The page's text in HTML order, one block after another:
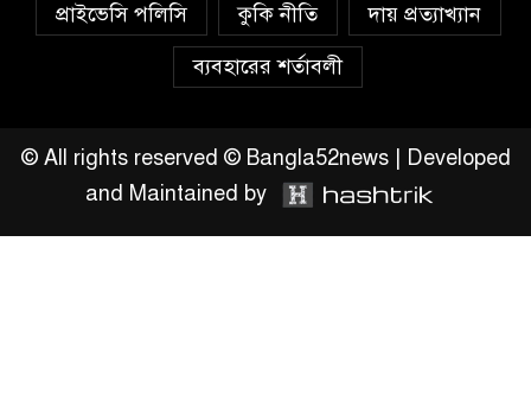
লুটপাট ও পাচারমুখী বাজেট
সংশোধনের দাবিতে ফরিদগঞ্জে
উঠান বৈঠক
প্রাইভেসি পলিসি
কুকি নীতি
দায় প্রত্যাখ্যান
ব্যবহারের শর্তাবলী
© All rights reserved © Bangla52news | Developed
and Maintained by